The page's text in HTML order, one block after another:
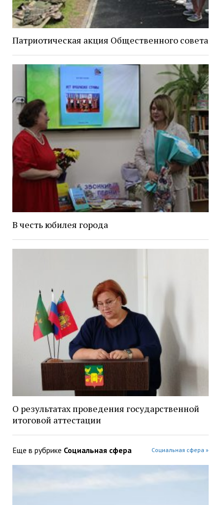
Патриотическая акция Общественного совета
В честь юбилея города
О результатах проведения государственной
итоговой аттестации
Еще в рубрике Социальная сфера Социальная сфера »